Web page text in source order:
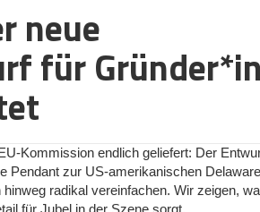
pflegen, sollte nicht als lästige
die Zusammenhänge versteht, erfolgreich
daran finden, die Bausteine (Station 1-
über 12 Stationen
auf der Unternehmerseite als auch
Mitarbeiter oder sonstige Beteiligte geht.
neue
für
Kommission endlich geliefert: Der
Pendant zur US-amerikanischen
radikal vereinfachen. Wir zeigen,